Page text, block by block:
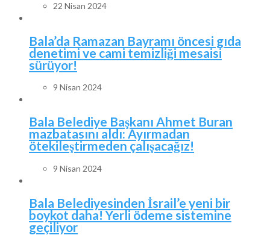
22 Nisan 2024
Bala’da Ramazan Bayramı öncesi gıda
denetimi ve cami temizliği mesaisi
sürüyor!
9 Nisan 2024
Bala Belediye Başkanı Ahmet Buran
mazbatasını aldı: Ayırmadan
ötekileştirmeden çalışacağız!
9 Nisan 2024
Bala Belediyesinden İsrail’e yeni bir
boykot daha! Yerli ödeme sistemine
geçiliyor